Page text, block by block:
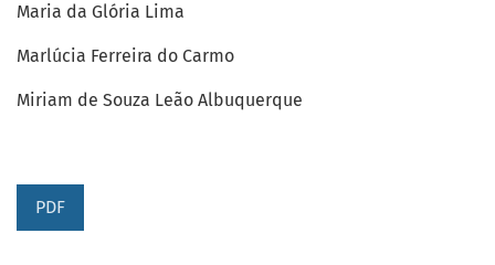
Maria da Glória Lima
Marlúcia Ferreira do Carmo
Miriam de Souza Leão Albuquerque
PDF